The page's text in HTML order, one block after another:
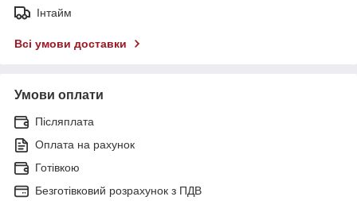
Інтайм
Всі умови доставки
Умови оплати
Післяплата
Оплата на рахунок
Готівкою
Безготівковий розрахунок з ПДВ